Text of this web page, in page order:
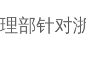
部针对